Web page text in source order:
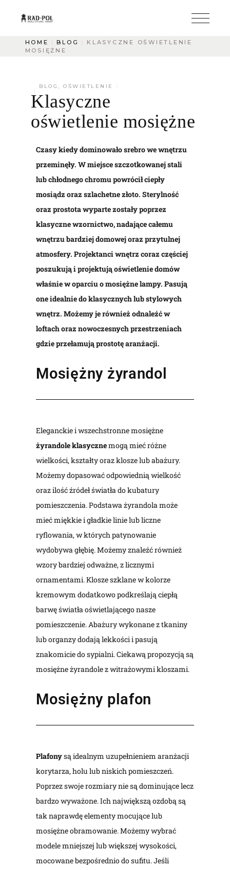
HOME BLOG
KLASYCZNE OŚWIETLENIE
MOSIĘŻNE
BLOG,OŚWIETLENIE
Klasyczne
oświetlenie mosiężne
Czasy kiedy dominowało srebro we wnętrzu
przeminęły. W miejsce szczotkowanej stali
lub chłodnego chromu powrócił ciepły
mosiądz oraz szlachetne złoto. Sterylność
oraz prostota wyparte zostały poprzez
klasyczne wzornictwo, nadające całemu
wnętrzu bardziej domowej oraz przytulnej
atmosfery. Projektanci wnętrz coraz częściej
poszukują i projektują oświetlenie domów
właśnie w oparciu o mosiężne lampy. Pasują
one idealnie do klasycznych lub stylowych
wnętrz. Możemy je również odnaleźć w
loftach oraz nowoczesnych przestrzeniach
gdzie przełamują prostotę aranżacji.
Mosiężny żyrandol
Eleganckie i wszechstronne mosiężne
żyrandole klasycznemogą mieć różne
wielkości, kształty oraz klosze lub abażury.
Możemy dopasować odpowiednią wielkość
oraz ilość źródeł światła do kubatury
pomieszczenia. Podstawa żyrandola może
mieć miękkie i gładkie linie lub liczne
ryflowania, w których patynowanie
wydobywa głębię. Możemy znaleźć również
wzory bardziej odważne, z licznymi
ornamentami. Klosze szklane w kolorze
kremowym dodatkowo podkreślają ciepłą
barwę światła oświetlającego nasze
pomieszczenie. Abażury wykonane z tkaniny
lub organzy dodają lekkości i pasują
znakomicie do sypialni. Ciekawą propozycją są
mosiężne żyrandole z witrażowymi kloszami.
Mosiężny plafon
Plafonysą idealnym uzupełnieniem aranżacji
korytarza, holu lub niskich pomieszczeń.
Poprzez swoje rozmiary nie są dominujące lecz
bardzo wyważone. Ich największą ozdobą są
tak naprawdę elementy mocujące lub
mosiężne obramowanie. Możemy wybrać
modele mniejszej lub większej wysokości,
mocowane bezpośrednio do sufitu. Jeśli